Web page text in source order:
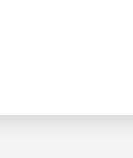
door